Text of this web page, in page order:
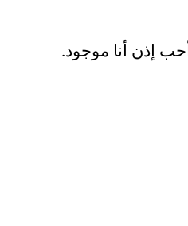
إذن أنا موجود.